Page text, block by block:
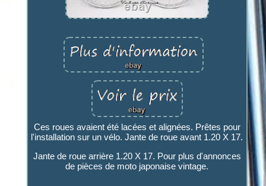
Ces roues avaient été lacées et alignées. Prêtes pour
l'installation sur un vélo. Jante de roue avant 1.20 X 17.
Jante de roue arrière 1.20 X 17. Pour plus d'annonces
de pièces de moto japonaise vintage.